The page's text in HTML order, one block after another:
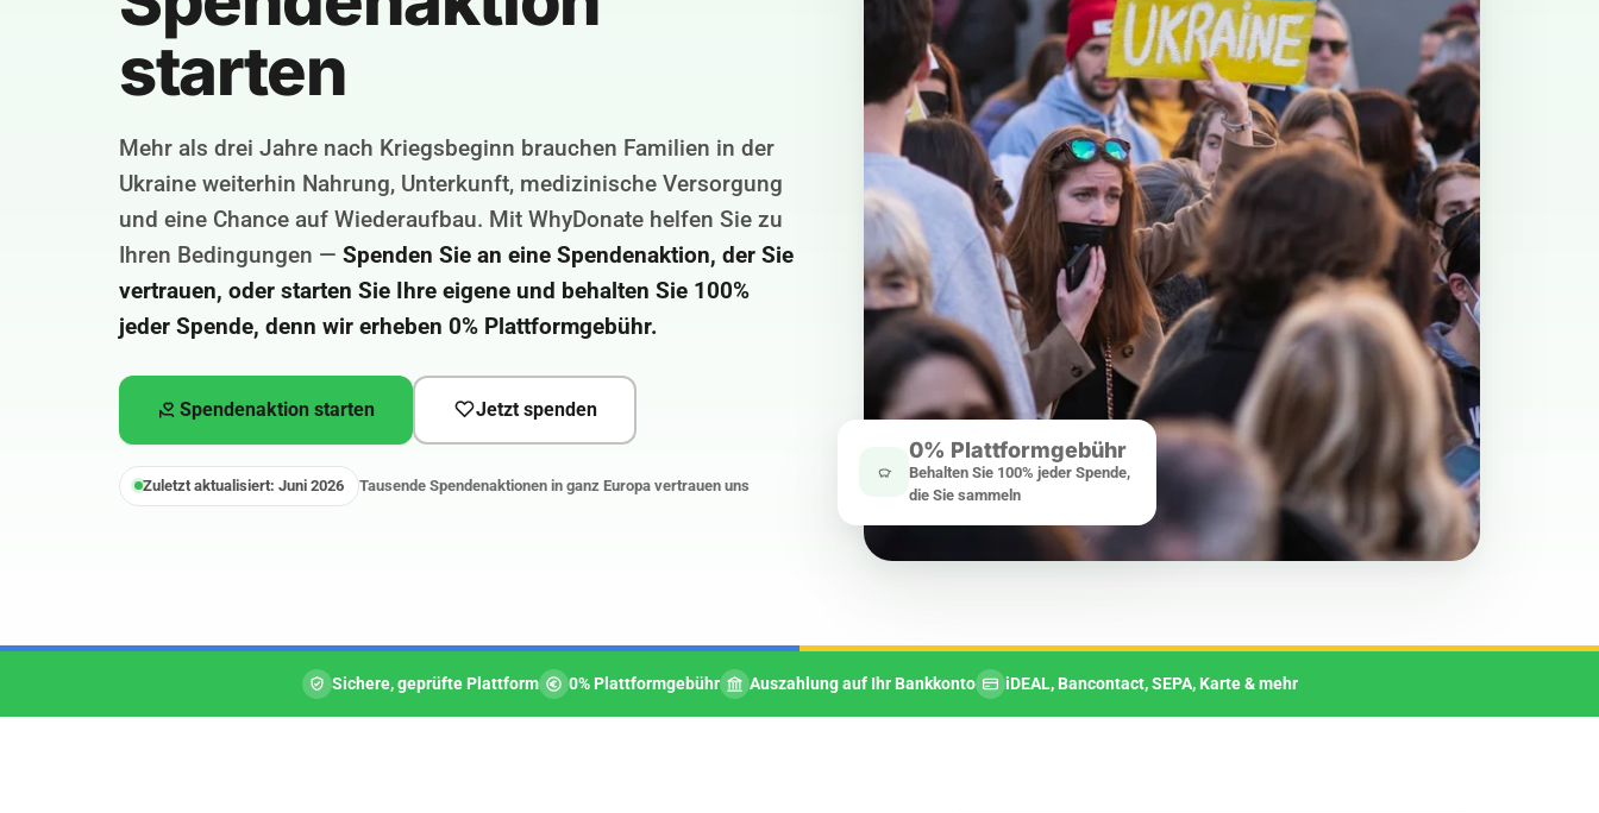
starten
Mehr als drei Jahre nach Kriegsbeginn brauchen Familien in der
Ukraine weiterhin Nahrung, Unterkunft, medizinische Versorgung
und eine Chance auf Wiederaufbau. Mit WhyDonate helfen Sie zu
Ihren Bedingungen — Spenden Sie an eine Spendenaktion, der Sie
vertrauen, oder starten Sie Ihre eigene und behalten Sie 100%
jeder Spende, denn wir erheben 0% Plattformgebühr.
Spendenaktion starten Jetzt spenden
Zuletzt aktualisiert: Juni 2026 Tausende Spendenaktionen in ganz Europa vertrauen uns
0% Plattformgebühr
Behalten Sie 100% jeder Spende,
die Sie sammeln
Sichere, geprüfte Plattform 0% Plattformgebühr Auszahlung auf Ihr Bankkonto iDEAL, Bancontact, SEPA, Karte & mehr